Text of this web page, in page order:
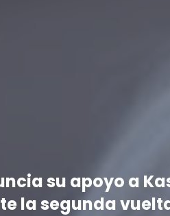
su apoyo a
la segunda